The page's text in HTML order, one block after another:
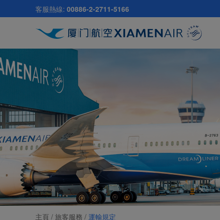
至
內
容
客服熱線: 00886-2-2711-5166
主頁 / 旅客服務 / 運輸規定